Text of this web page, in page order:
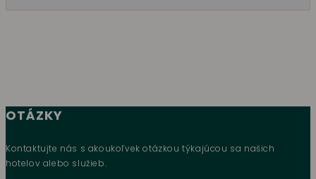
OTÁZKY
Kontaktujte nás s akoukoľvek otázkou týkajúcou sa našich
hotelov alebo služieb.